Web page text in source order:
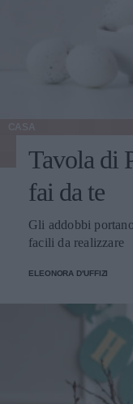
Tavola di
fai da te
Gli addobbi
facili da realizzare
ELEONORA D'UFFIZI